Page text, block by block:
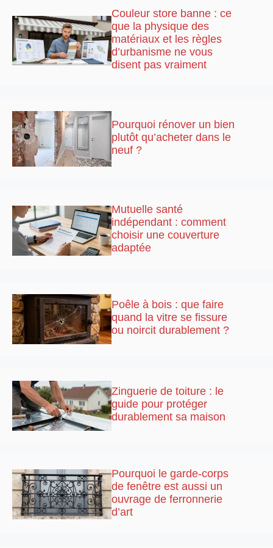
Couleur store banne : ce
que la physique des
matériaux et les règles
d’urbanisme ne vous
disent pas vraiment
Pourquoi rénover un bien
plutôt qu’acheter dans le
neuf ?
Mutuelle santé
indépendant : comment
choisir une couverture
adaptée
Poêle à bois : que faire
quand la vitre se fissure
ou noircit durablement ?
Zinguerie de toiture : le
guide pour protéger
durablement sa maison
Pourquoi le garde-corps
de fenêtre est aussi un
ouvrage de ferronnerie
d’art